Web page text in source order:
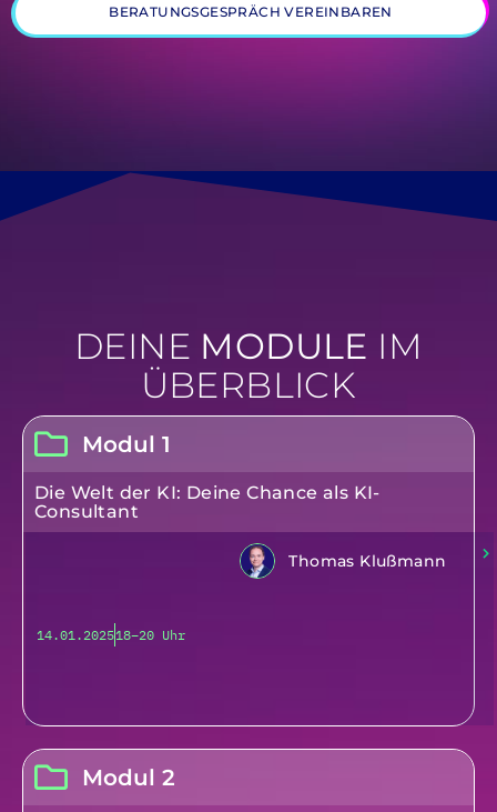
BERATUNGSGESPRÄCH VEREINBAREN
DEINE MODULE IM
ÜBERBLICK
Modul 1
Die Welt der KI: Deine Chance als KI-
Consultant
14.01.202518–20 Uhr
Thomas Klußmann
Modul 2